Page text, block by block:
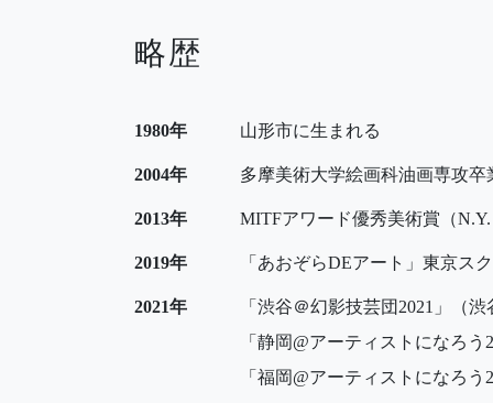
略歴
1980年 山形市に生まれる
2004年 多摩美術大学絵画科油画専攻卒
2013年 MITFアワード優秀美術賞（
2019年 「あおぞらDEアート」東京ス
2021年
「渋谷＠幻影技芸団2021」（渋
「静岡@アーティストになろう
「福岡@アーティストになろう